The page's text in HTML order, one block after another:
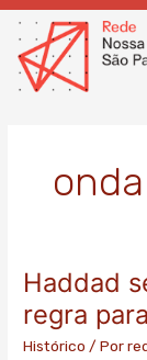
Ir
para
conteúdo
Haddad
regra
Histórico / Por
Haddad
desculpa
e